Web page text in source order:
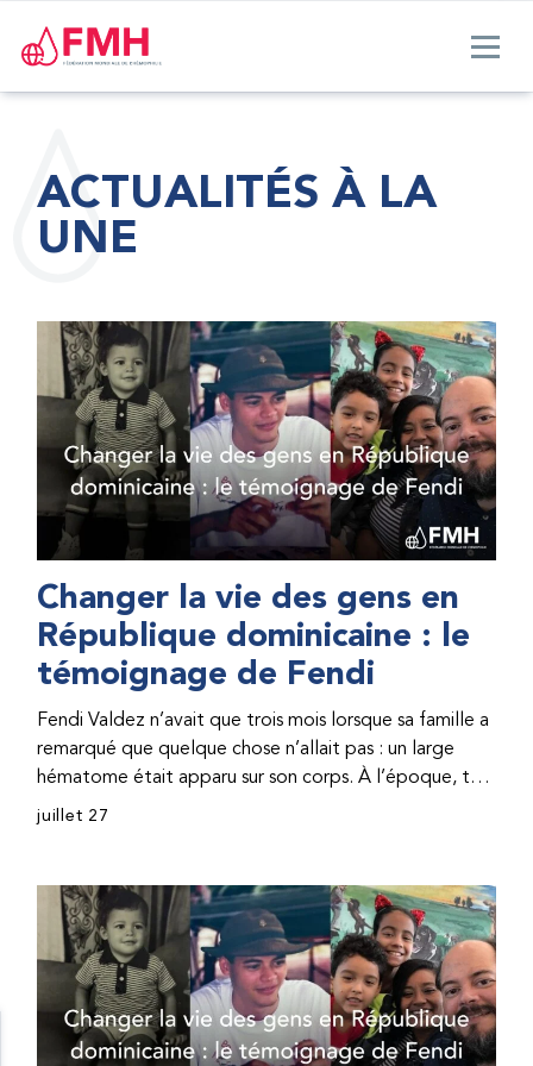
ACTUALITÉS À LA
UNE
Changer la vie des gens en
République dominicaine : le
témoignage de Fendi
Fendi Valdez n’avait que trois mois lorsque sa famille a
remarqué que quelque chose n’allait pas : un large
hématome était apparu sur son corps. À l’époque, très
peu de professionnel·les de santé de République
correct, le traitement était encore largement
indisponible. Les concentrés de facteur étaient chers
et difficiles à se procurer. Afin que son traitement dure
plus longtemps, Fendi prenait parfois une dose
inférieure à celle prescrite. À cause de ces soins limités,
il avait fréquemment des saignements, manquait
juillet 27